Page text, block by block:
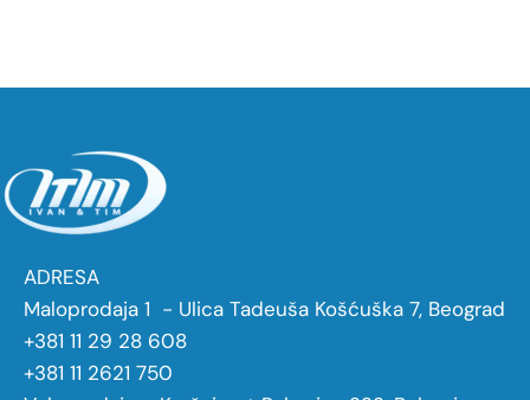
ADRESA
Maloprodaja 1 - Ulica Tadeuša Košćuška 7, Beograd
+381 11 29 28 608
+381 11 2621 750